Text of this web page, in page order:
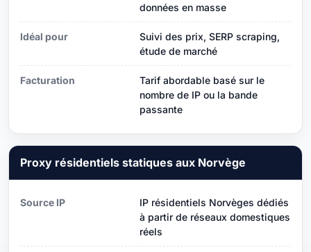
données en masse
Idéal pour
Suivi des prix, SERP scraping,
étude de marché
Facturation
Tarif abordable basé sur le
nombre de IP ou la bande
passante
Proxy résidentiels statiques aux Norvège
Source IP
IP résidentiels Norvèges dédiés
à partir de réseaux domestiques
réels